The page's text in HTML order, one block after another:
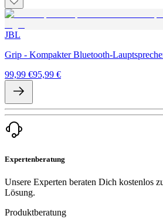
JBL
Grip - Kompakter Bluetooth-
99,99 €95,99 €
Expertenberatung
Unsere Experten beraten Dich kostenlos
Lösung.
Produktberatung